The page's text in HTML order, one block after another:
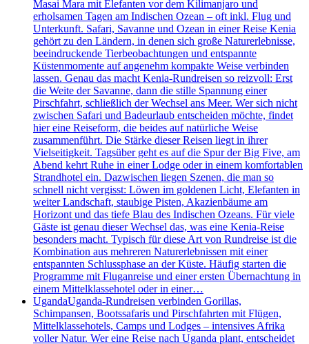
Masai Mara mit Elefanten vor dem Kilimanjaro und
erholsamen Tagen am Indischen Ozean – oft inkl. Flug und
Unterkunft. Safari, Savanne und Ozean in einer Reise Kenia
gehört zu den Ländern, in denen sich große Naturerlebnisse,
beeindruckende Tierbeobachtungen und entspannte
Küstenmomente auf angenehm kompakte Weise verbinden
lassen. Genau das macht Kenia-Rundreisen so reizvoll: Erst
die Weite der Savanne, dann die stille Spannung einer
Pirschfahrt, schließlich der Wechsel ans Meer. Wer sich nicht
zwischen Safari und Badeurlaub entscheiden möchte, findet
hier eine Reiseform, die beides auf natürliche Weise
zusammenführt. Die Stärke dieser Reisen liegt in ihrer
Vielseitigkeit. Tagsüber geht es auf die Spur der Big Five, am
Abend kehrt Ruhe in einer Lodge oder in einem komfortablen
Strandhotel ein. Dazwischen liegen Szenen, die man so
schnell nicht vergisst: Löwen im goldenen Licht, Elefanten in
weiter Landschaft, staubige Pisten, Akazienbäume am
Horizont und das tiefe Blau des Indischen Ozeans. Für viele
Gäste ist genau dieser Wechsel das, was eine Kenia-Reise
besonders macht. Typisch für diese Art von Rundreise ist die
Kombination aus mehreren Naturerlebnissen mit einer
entspannten Schlussphase an der Küste. Häufig starten die
Programme mit Fluganreise und einer ersten Übernachtung in
einem Mittelklassehotel oder in einer…
UgandaUganda-Rundreisen verbinden Gorillas,
Schimpansen, Bootssafaris und Pirschfahrten mit Flügen,
Mittelklassehotels, Camps und Lodges – intensives Afrika
voller Natur. Wer eine Reise nach Uganda plant, entscheidet